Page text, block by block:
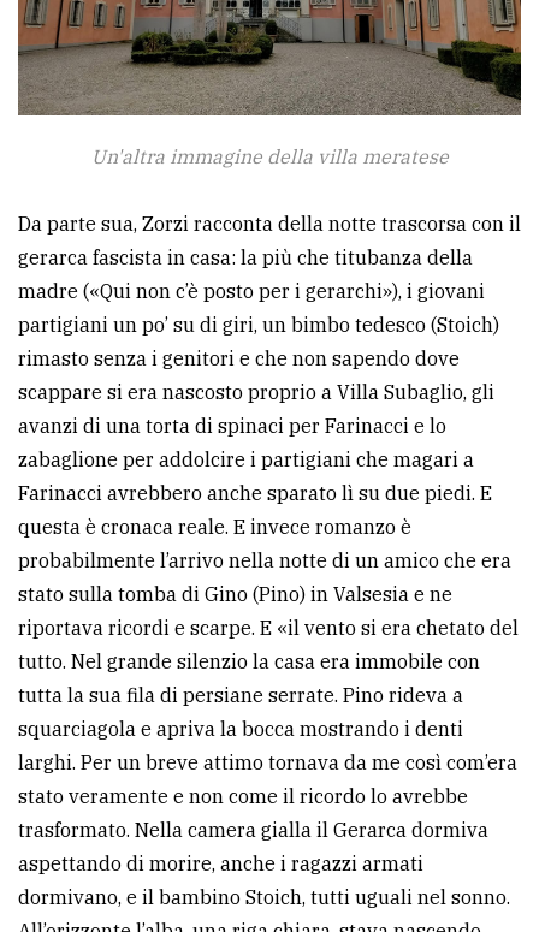
Un'altra immagine della villa meratese
Da parte sua, Zorzi racconta della notte trascorsa con il
gerarca fascista in casa: la più che titubanza della
madre («Qui non c’è posto per i gerarchi»), i giovani
partigiani un po’ su di giri, un bimbo tedesco (Stoich)
rimasto senza i genitori e che non sapendo dove
scappare si era nascosto proprio a Villa Subaglio, gli
avanzi di una torta di spinaci per Farinacci e lo
zabaglione per addolcire i partigiani che magari a
Farinacci avrebbero anche sparato lì su due piedi. E
questa è cronaca reale. E invece romanzo è
probabilmente l’arrivo nella notte di un amico che era
stato sulla tomba di Gino (Pino) in Valsesia e ne
riportava ricordi e scarpe. E «il vento si era chetato del
tutto. Nel grande silenzio la casa era immobile con
tutta la sua fila di persiane serrate. Pino rideva a
squarciagola e apriva la bocca mostrando i denti
larghi. Per un breve attimo tornava da me così com’era
stato veramente e non come il ricordo lo avrebbe
trasformato. Nella camera gialla il Gerarca dormiva
aspettando di morire, anche i ragazzi armati
dormivano, e il bambino Stoich, tutti uguali nel sonno.